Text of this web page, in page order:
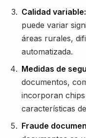
Calidad variable:
puede variar
áreas rurales,
automatizada.
Medidas de
documentos,
incorporan
características
Fraude